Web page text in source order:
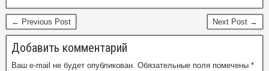
← Previous Post Next Post →
Добавить комментарий
Ваш e-mail не будет опубликован. Обязательные поля помечены *